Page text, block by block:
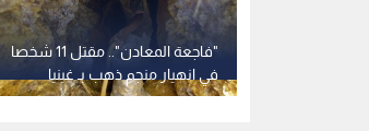
"فاجعة المعادن".. مقتل 11 شخصا
في انهيار منجم ذهب بـ غينيا